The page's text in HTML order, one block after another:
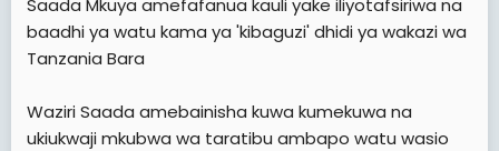
baadhi ya watu kama ya 'kibaguzi' dhidi ya wakazi wa
Tanzania Bara
Waziri Saada amebainisha kuwa kumekuwa na
ukiukwaji mkubwa wa taratibu ambapo watu wasio